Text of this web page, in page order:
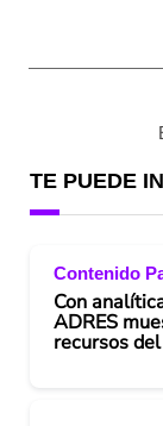
TE PUEDE
Contenido
Con
ADRES
recursos